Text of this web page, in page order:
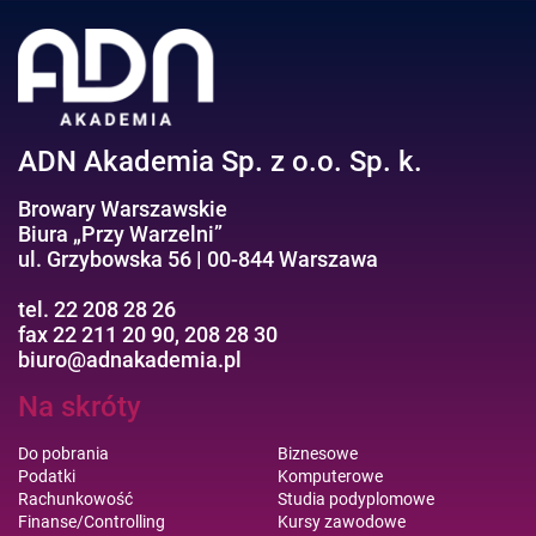
Efektywność osobista//Wellbeing
ADN Akademia Sp. z o.o. Sp. k.
Browary Warszawskie
Biura „Przy Warzelni”
ul. Grzybowska 56 | 00-844 Warszawa
tel. 22 208 28 26
fax 22 211 20 90, 208 28 30
biuro@adnakademia.pl
Na skróty
Do pobrania
Podatki
Rachunkowość
Finanse/Controlling
Biznesowe
Komputerowe
Studia podyplomowe
Kursy zawodowe